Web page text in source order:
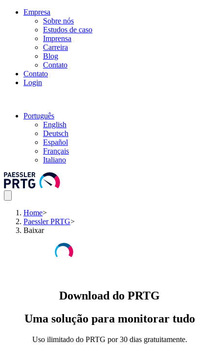
Empresa
Sobre nós
Estudos de caso
Imprensa
Carreira
Blog
Contato
Contato
Login
Português
English
Deutsch
Español
Français
Italiano
Home>
Paessler PRTG>
Baixar
Download do PRTG
Uma solução para monitorar tudo
Uso ilimitado do PRTG por 30 dias gratuitamente.